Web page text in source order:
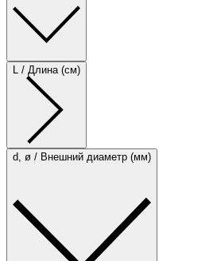
L / Длина (см)
d, ø / Внешний диаметр (мм)